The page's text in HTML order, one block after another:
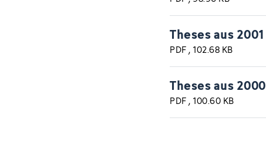
Theses aus 2001
PDF, 102.68 KB
Theses aus 2000
PDF, 100.60 KB